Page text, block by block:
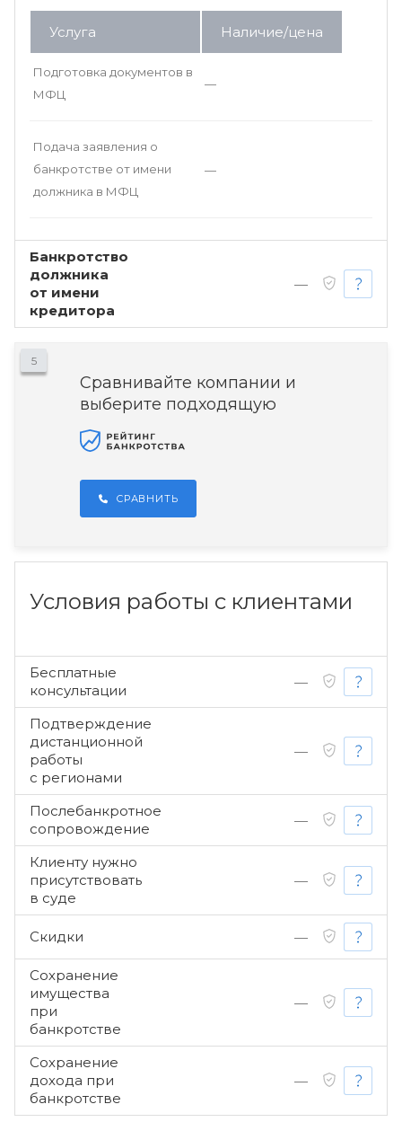
Услуга Наличие/цена
Подготовка документов в
МФЦ
—
Подача заявления о
банкротстве от имени
должника в МФЦ
—
Банкротство
должника
от имени
кредитора
—
5
Сравнивайте компании и
выберите подходящую
СРАВНИТЬ
Условия работы с клиентами
Бесплатные
консультации
—
Подтверждение
дистанционной
работы
с регионами
—
Послебанкротное
сопровождение
—
Клиенту нужно
присутствовать
в суде
—
Скидки —
Сохранение
имущества
при
банкротстве
—
Сохранение
дохода при
банкротстве
—